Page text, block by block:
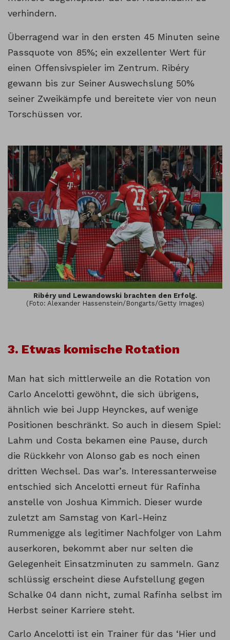
verhindern.
Überragend war in den ersten 45 Minuten seine
Passquote von 85%; ein exzellenter Wert für
einen Offensivspieler im Zentrum. Ribéry
gewann bis zur Seiner Auswechslung 50%
seiner Zweikämpfe und bereitete vier von neun
Torschüssen vor.
Ribéry und Lewandowski brachten den Erfolg.
(Foto: Alexander Hassenstein/Bongarts/Getty Images)
3. Etwas komische Rotation
Man hat sich mittlerweile an die Rotation von
Carlo Ancelotti gewöhnt, die sich übrigens,
ähnlich wie bei Jupp Heynckes, auf wenige
Positionen beschränkt. So auch in diesem Spiel:
Lahm und Costa bekamen eine Pause, durch
die Rückkehr von Alonso gab es noch einen
dritten Wechsel. Das war’s. Interessanterweise
entschied sich Ancelotti erneut für Rafinha
anstelle von Joshua Kimmich. Dieser wurde
zuletzt am Samstag von Karl-Heinz
Rummenigge als legitimer Nachfolger von Lahm
auserkoren, bekommt aber nur selten die
Gelegenheit Einsatzminuten zu sammeln. Ganz
schlüssig erscheint diese Aufstellung gegen
Schalke 04 dann nicht, zumal Rafinha selbst im
Herbst seiner Karriere steht.
Carlo Ancelotti ist ein Trainer für das ‘Hier und